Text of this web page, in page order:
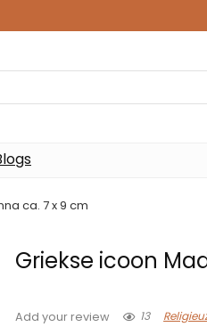
ca. 7 x 9 cm
Griekse icoon
Add your review 13